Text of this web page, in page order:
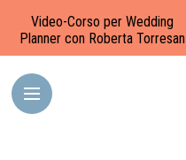
Video-Corso per Wedding
Planner con Roberta Torresan